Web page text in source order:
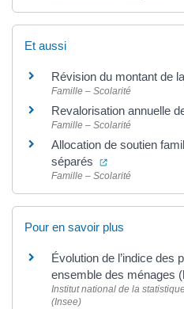
Et aussi
Révision du montant de
Famille – Scolarité
Revalorisation annuelle
Famille – Scolarité
Allocation de soutien
séparés
(ouverture
Famille – Scolarité
Pour en savoir plus
Évolution de l’indice des
ensemble des ménages
Institut national de la
(Insee)